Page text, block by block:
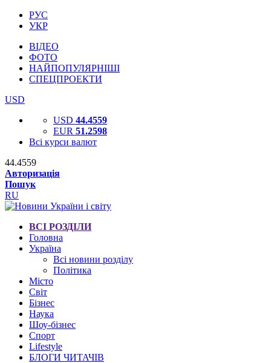
РУС
УКР
ВІДЕО
ФОТО
НАЙПОПУЛЯРНІШІ
СПЕЦПРОЕКТИ
USD
USD 44.4559
EUR 51.2598
Всі курси валют
44.4559
Авторизація
Пошук
RU
ВСІ РОЗДІЛИ
Головна
Україна
Всі новини розділу
Політика
Місто
Світ
Бізнес
Наука
Шоу-бізнес
Спорт
Lifestyle
БЛОГИ ЧИТАЧІВ